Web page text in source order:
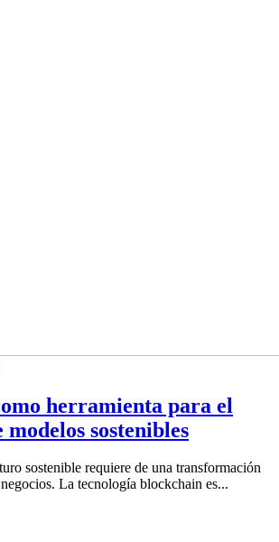
herramienta para el
sostenibles
sostenible requiere de una transformación
La tecnología blockchain es...